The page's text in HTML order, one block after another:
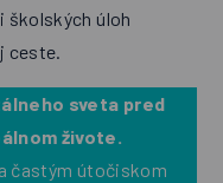
školských úloh
ceste.
sveta pred
živote.
častým útočiskom